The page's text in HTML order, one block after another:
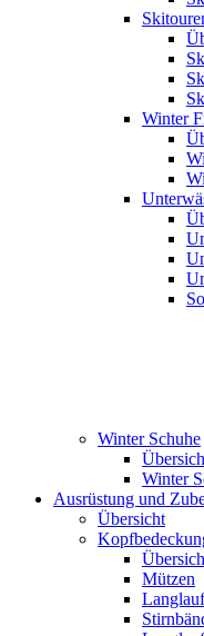
Winter
Winter Schuhe
Winter
Ausrüstung und
Übersicht
Mützen